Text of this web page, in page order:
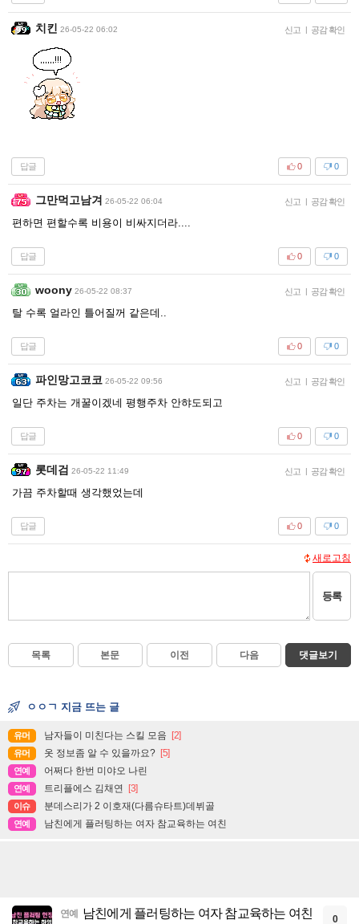
치킨 26-05-22 06:02 신고 | 공감 확인
답글 0
0
그만먹고남겨 26-05-22 06:04 신고 | 공감 확인
편하면 편할수록 비용이 비싸지더라....
답글 0
0
woony 26-05-22 08:37 신고 | 공감 확인
탈 수록 얼라인 틀어질꺼 같은데..
답글 0
0
파인망고코코 26-05-22 09:56 신고 | 공감 확인
일단 주차는 개꿀이겠네 평행주차 안햐도되고
답글 0
0
롯데검 26-05-22 11:49 신고 | 공감 확인
가끔 주차할때 생각했었는데
답글 0
0
새로고침
등록
목록 본문 이전 다음 댓글보기
ㅇㅇㄱ 지금 뜨는 글
유머 남자들이 미친다는 스킬 모음 [2]
유머 옷 정보좀 알 수 있을까요? [5]
연예 어쩌다 한번 미야오 나린
연예 트리플에스 김채연 [3]
이슈 분데스리가 2 이호재(다름슈타트)데뷔골
연예 남친에게 플러팅하는 여자 참교육하는 여친
연예 남친에게 플러팅하는 여자 참교육하는 여친 0